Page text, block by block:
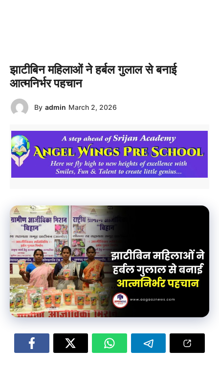
झाटीबिन महिलाओं ने हर्बल गुलाल से बनाई
आत्मनिर्भर पहचान
By admin March 2, 2026